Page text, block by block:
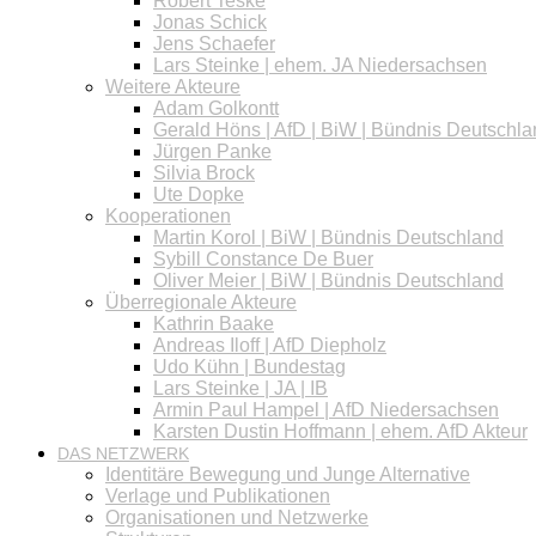
Jonas Schick
Jens Schaefer
Lars Steinke | ehem. JA Niedersachsen
Weitere Akteure
Adam Golkontt
Gerald Höns | AfD | BiW | Bündnis
Jürgen Panke
Silvia Brock
Ute Dopke
Kooperationen
Martin Korol | BiW | Bündnis Deutschland
Sybill Constance De Buer
Oliver Meier | BiW | Bündnis Deutschland
Überregionale Akteure
Kathrin Baake
Andreas Iloff | AfD Diepholz
Udo Kühn | Bundestag
Lars Steinke | JA | IB
Armin Paul Hampel | AfD Niedersachsen
Karsten Dustin Hoffmann | ehem. AfD Akteur
DAS NETZWERK
Identitäre Bewegung und Junge Alternative
Verlage und Publikationen
Organisationen und Netzwerke